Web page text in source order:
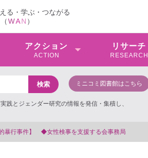
る・学ぶ・つながる
WAN ）
アクション
ACTION
リサーチ
RESEARCH
ミニコミ図書館はこちら
とジェンダー研究の情報を発信・集積し、
【抗議文】2026年3月13日第6次男